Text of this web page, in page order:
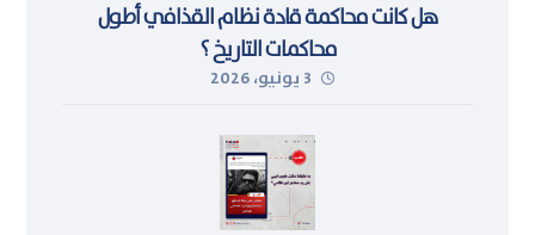
هل كانت محاكمة قادة نظام القذافي أطول
محاكمات التاريخ ؟
3 يونيو، 2026